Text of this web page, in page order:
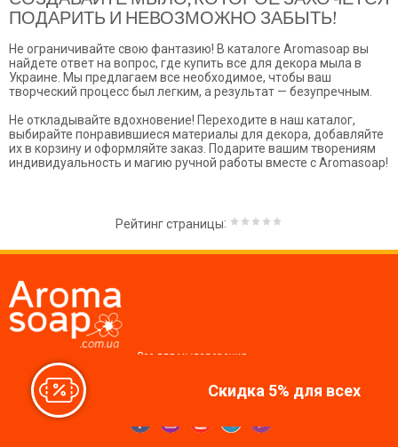
ПОДАРИТЬ И НЕВОЗМОЖНО ЗАБЫТЬ!
Не ограничивайте свою фантазию! В каталоге Aromasoap вы
найдете ответ на вопрос, где купить все для декора мыла в
Украине. Мы предлагаем все необходимое, чтобы ваш
творческий процесс был легким, а результат — безупречным.
Не откладывайте вдохновение! Переходите в наш каталог,
выбирайте понравившиеся материалы для декора, добавляйте
их в корзину и оформляйте заказ. Подарите вашим творениям
индивидуальность и магию ручной работы вместе с Aromasoap!
Рейтинг страницы:
Скидка 5% для всех
Все для мыловарения,
Мы в соцсетях: